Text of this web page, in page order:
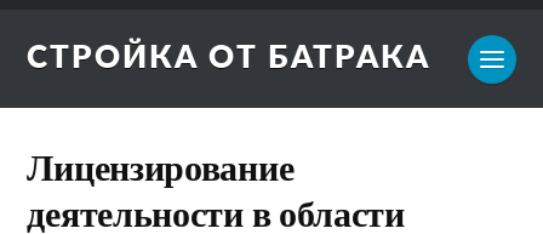
СТРОЙКА ОТ БАТРАКА
Лицензирование
деятельности в области